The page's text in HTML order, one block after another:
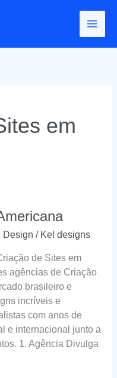
em
Design / Kel designs
de Sites em
agências de Criação
brasileiro e
incríveis e
com anos de
e internacional junto a
1. Agência Divulga